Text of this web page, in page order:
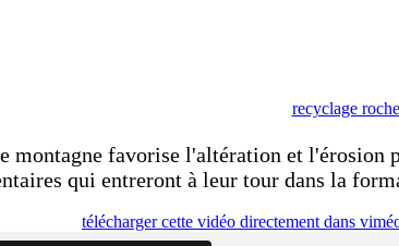
recyclage roche
montagne favorise l'altération et l'érosion
qui entreront à leur tour dans la
télécharger cette vidéo directement dans